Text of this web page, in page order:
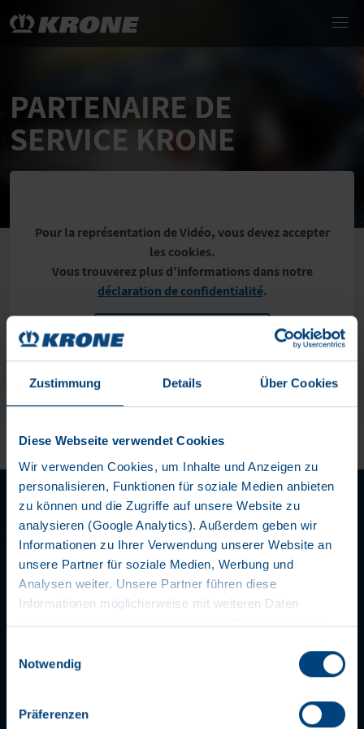
Zustimmung Details Über Cookies
Diese Webseite verwendet Cookies
Wir verwenden Cookies, um Inhalte und Anzeigen zu
personalisieren, Funktionen für soziale Medien anbieten
zu können und die Zugriffe auf unsere Website zu
analysieren (Google Analytics). Außerdem geben wir
Informationen zu Ihrer Verwendung unserer Website an
unsere Partner für soziale Medien, Werbung und
Analysen weiter. Unsere Partner führen diese
Informationen möglicherweise mit weiteren Daten
zusammen, die Sie ihnen bereitgestellt haben oder die
haben. Wir setzen im Rahmen des Trackings auch
abweichenden Datenschutzbestimmungen ein, wodurch
das Risiko von behördlichen Zugriffen bzw. von
Notwendig
Präferenzen
PARTENAIRE DE
SERVICE KRONE
Pour la représentation de Vidéo, vous devez accepter
les cookies.
Vous trouverez plus d’informations dans notre
déclaration de confidentialité.
paramètres des cookies
LET'S STAY IN TOUCH